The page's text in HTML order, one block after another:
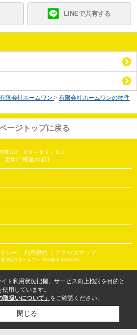
LINEで共有する
限会社ホームワン > 有限会社ホームワンの物件
ージトップに戻る
間:10：００～１９：００
定休日:毎週水曜日
シー 利用規約 ｜アクセスマップ
限会社ホームワン All rights reserved.
ト利用状況把握、サービス向上検討を目的と
用しています。
取扱いについて」 をご確認ください。
閉じる